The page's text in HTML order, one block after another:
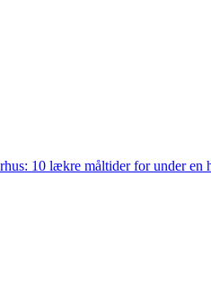
10 lækre måltider for under en